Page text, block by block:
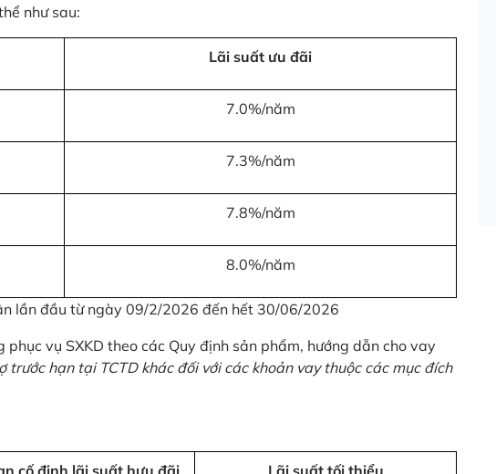
như sau:
Lãi suất ưu đãi
7.0%/năm
7.3%/năm
7.8%/năm
8.0%/năm
lần đầu từ ngày 09/2/2026 đến hết 30/06/2026
vụ SXKD theo các Quy định sản phẩm, hướng dẫn cho vay
trước hạn tại TCTD khác đối với các khoản vay thuộc các mục đích
cố định lãi suất hưu đãi Lãi suất tối thiểu